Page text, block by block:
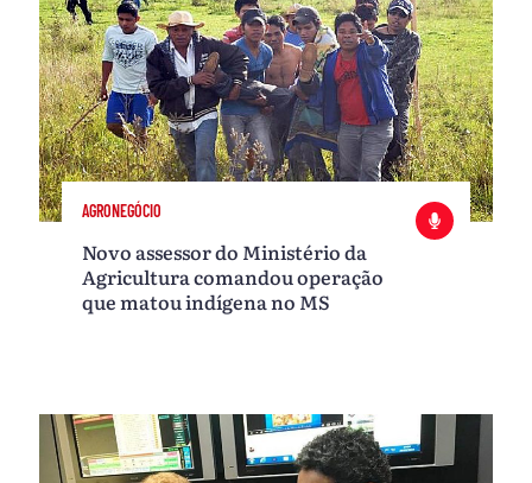
AGRONEGÓCIO
Novo assessor do Ministério da
Agricultura comandou operação
que matou indígena no MS